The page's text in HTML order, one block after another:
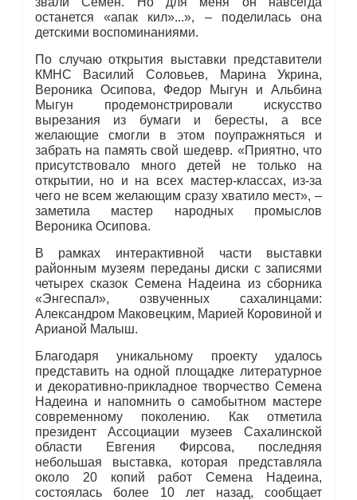
останется «апак кил»...», – поделилась она
детскими воспоминаниями.
По случаю открытия выставки представители
КМНС Василий Соловьев, Марина Укрина,
Вероника Осипова, Федор Мыгун и Альбина
Мыгун продемонстрировали искусство
вырезания из бумаги и бересты, а все
желающие смогли в этом поупражняться и
забрать на память свой шедевр. «Приятно, что
присутствовало много детей не только на
открытии, но и на всех мастер-классах, из-за
чего не всем желающим сразу хватило мест», –
заметила мастер народных промыслов
Вероника Осипова.
В рамках интерактивной части выставки
районным музеям переданы диски с записями
четырех сказок Семена Надеина из сборника
«Энгеспал», озвученных сахалинцами:
Александром Маковецким, Марией Коровиной и
Арианой Малыш.
Благодаря уникальному проекту удалось
представить на одной площадке литературное
и декоративно-прикладное творчество Семена
Надеина и напомнить о самобытном мастере
современному поколению. Как отметила
президент Ассоциации музеев Сахалинской
области Евгения Фирсова, последняя
небольшая выставка, которая представляла
около 20 копий работ Семена Надеина,
состоялась более 10 лет назад, сообщает